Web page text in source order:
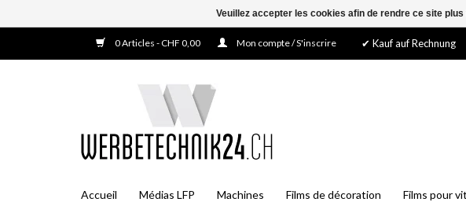
0 Articles - CHF 0,00 Mon compte / S'inscrire ✔ Kauf auf Rechnung
Accueil Médias LFP Machines Films de décoration Films pour
Veuillez accepter les cookies afin de rendre ce site